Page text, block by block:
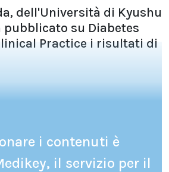
dell'Università di Kyushu
pubblicato su Diabetes
Practice i risultati di
i contenuti è
il servizio per il